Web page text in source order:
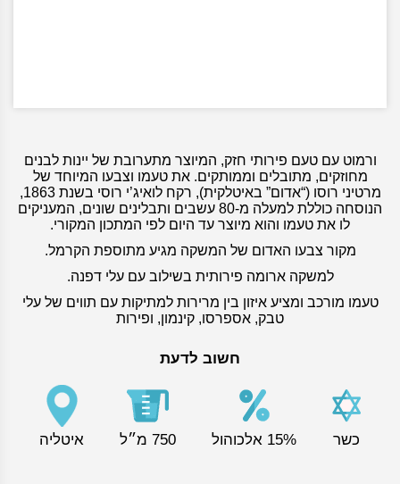
ורמוט עם טעם פירותי חזק, המיוצר מתערובת של יינות לבנים
מחוזקים, מתובלים וממותקים. את טעמו וצבעו המיוחד של
מרטיני רוסו (“אדום” באיטלקית), רקח לואיג’י רוסי בשנת 1863,
הנוסחה כוללת למעלה מ-80 עשבים ותבלינים שונים, המעניקים
לו את טעמו והוא מיוצר עד היום לפי המתכון המקורי.
מקור צבעו האדום של המשקה מגיע מתוספת הקרמל.
למשקה ארומה פירותית בשילוב עם עלי דפנה.
טעמו מורכב ומציע איזון בין מרירות למתיקות עם תווים של עלי
טבק, אספרסו, קינמון, ופירות
חשוב לדעת
כשר 15% אלכוהול 750 מ״ל איטליה